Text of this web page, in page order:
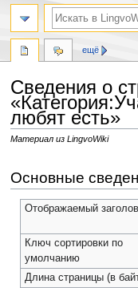
Сведения о
любят есть»
Материал из LingvoWiki
ккОсновные
Отображаемый
Ключ сортировки по
умолчанию
Длина страницы (в
ещё